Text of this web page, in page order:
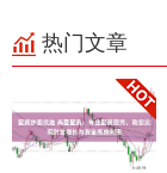
热门文章